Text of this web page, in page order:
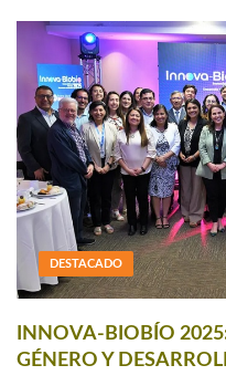
DESTACADO
INNOVA-BIOBÍO
GÉNERO Y